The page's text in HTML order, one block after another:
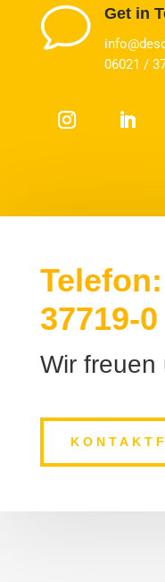
v Get in
06021 /
37719-0
Wir freuen